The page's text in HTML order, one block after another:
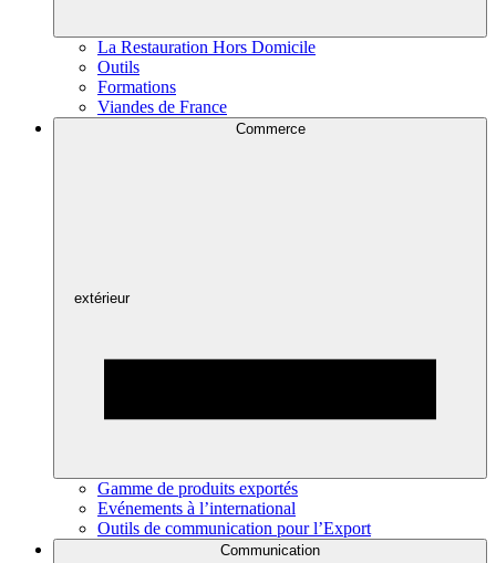
La Restauration Hors Domicile
Outils
Formations
Viandes de France
Commerce
extérieur
Gamme de produits exportés
Evénements à l’international
Outils de communication pour l’Export
Communication